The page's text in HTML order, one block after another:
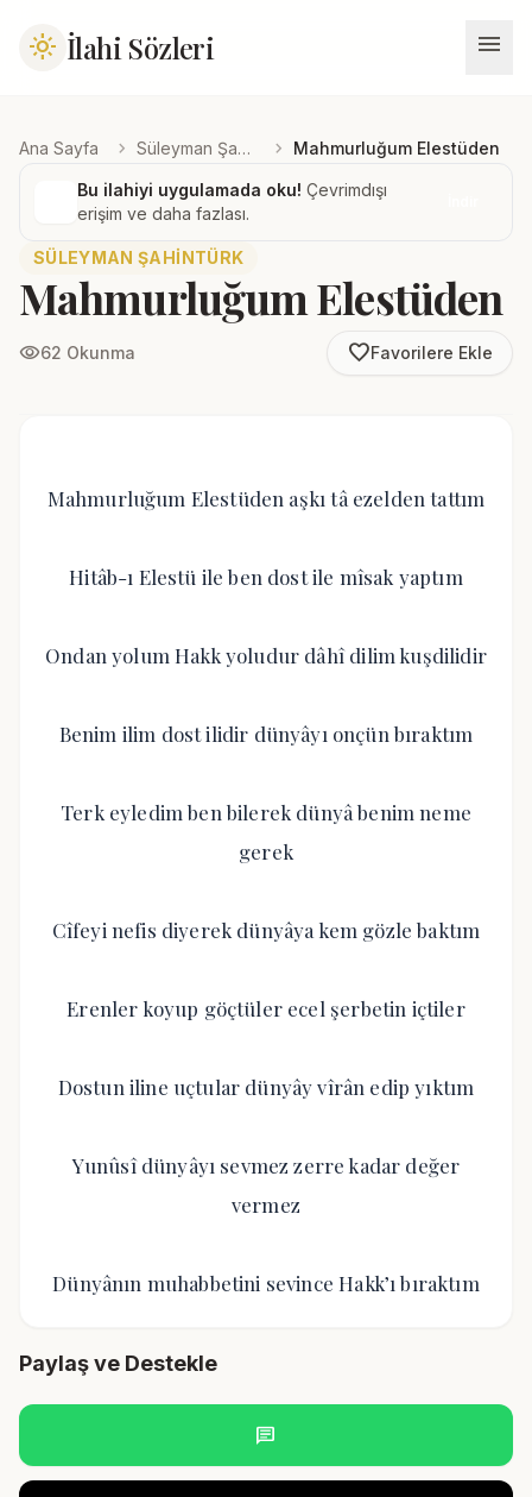
light_mode İlahi Sözleri menu
Ana Sayfa chevron_right Süleyman Şahintürk chevron_right Mahmurluğum Elestüden
Bu ilahiyi uygulamada oku! Çevrimdışı
erişim ve daha fazlası.
SÜLEYMAN ŞAHINTÜRK
Mahmurluğum Elestüden
visibility62 Okunma favorite_borderFavorilere Ekle
Mahmurluğum Elestüden aşkı tâ ezelden tattım
Hitâb-ı Elestü ile ben dost ile mîsak yaptım
Ondan yolum Hakk yoludur dâhî dilim kuşdilidir
Benim ilim dost ilidir dünyâyı onçün bıraktım
Terk eyledim ben bilerek dünyâ benim neme
gerek
Cîfeyi nefis diyerek dünyâya kem gözle baktım
Erenler koyup göçtüler ecel şerbetin içtiler
Dostun iline uçtular dünyây vîrân edip yıktım
Yunûsî dünyâyı sevmez zerre kadar değer
vermez
Dünyânın muhabbetini sevince Hakk’ı bıraktım
Paylaş ve Destekle
chat